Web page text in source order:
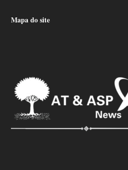
Mapa do site